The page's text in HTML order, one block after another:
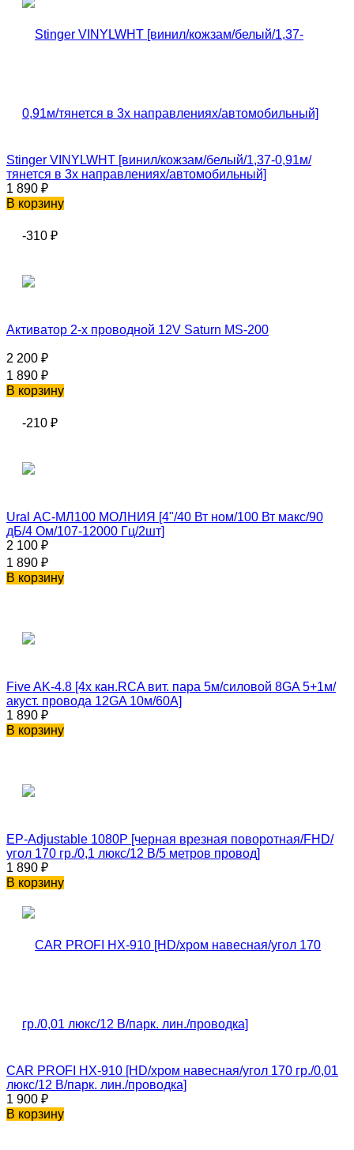
Stinger VINYLWHT [винил/кожзам/белый/1,37-0,91м/
тянется в 3х направлениях/автомобильный]
1 890 ₽
В корзину
-310 ₽
Активатор 2-х проводной 12V Saturn MS-200
2 200 ₽
1 890 ₽
В корзину
-210 ₽
Ural АС-МЛ100 МОЛНИЯ [4"/40 Вт ном/100 Вт макс/90
дБ/4 Ом/107-12000 Гц/2шт]
2 100 ₽
1 890 ₽
В корзину
Five AK-4.8 [4х кан.RCA вит. пара 5м/силовой 8GA 5+1м/
акуст. провода 12GA 10м/60А]
1 890 ₽
В корзину
EP-Adjustable 1080P [черная врезная поворотная/FHD/
угол 170 гр./0,1 люкс/12 В/5 метров провод]
1 890 ₽
В корзину
CAR PROFI HX-910 [HD/хром навесная/угол 170 гр./0,01
люкс/12 В/парк. лин./проводка]
1 900 ₽
В корзину